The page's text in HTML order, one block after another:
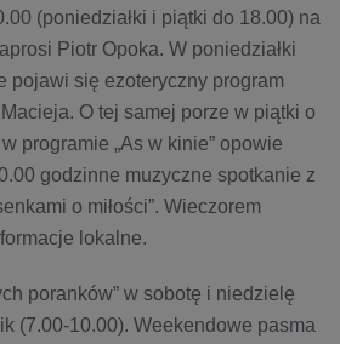
(poniedziałki i piątki do 18.00) na
Piotr Opoka. W poniedziałki
pojawi się ezoteryczny program
O tej samej porze w piątki o
programie „As w kinie” opowie
godzinne muzyczne spotkanie z
o miłości”. Wieczorem
lokalne.
poranków” w sobotę i niedzielę
(7.00-10.00). Weekendowe pasma